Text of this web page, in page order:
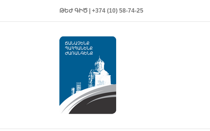
ԹԵԺ ԳԻԾ | +374 (10) 58-74-25